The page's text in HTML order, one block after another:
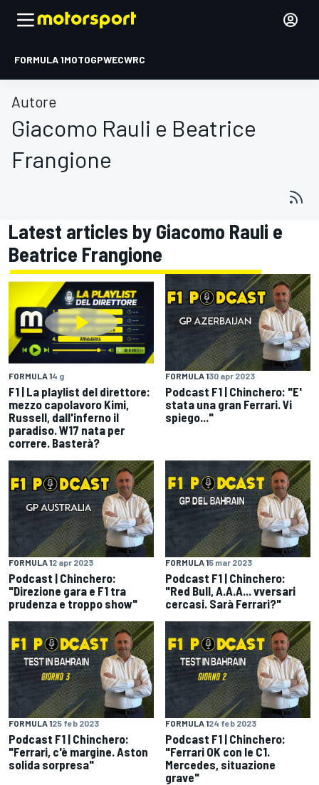
FORMULA 1MOTOGPWECWRC
Autore
Giacomo Rauli e Beatrice
Frangione
Latest articles by Giacomo Rauli e
Beatrice Frangione
FORMULA 14 g
F1 | La playlist del direttore:
mezzo capolavoro Kimi,
Russell, dall'inferno il
paradiso. W17 nata per
correre. Basterà?
FORMULA 130 apr 2023
Podcast F1 | Chinchero: "E'
stata una gran Ferrari. Vi
spiego..."
FORMULA 12 apr 2023
Podcast | Chinchero:
"Direzione gara e F1 tra
prudenza e troppo show"
FORMULA 15 mar 2023
Podcast F1 | Chinchero:
"Red Bull, A.A.A... vversari
cercasi. Sarà Ferrari?"
FORMULA 125 feb 2023
Podcast F1 | Chinchero:
"Ferrari, c'è margine. Aston
solida sorpresa"
FORMULA 124 feb 2023
Podcast F1 | Chinchero:
"Ferrari OK con le C1.
Mercedes, situazione
grave"